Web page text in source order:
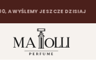
JESZCZE DZISIAJ